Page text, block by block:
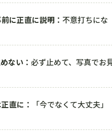
に正直に説明： 不意打ちにな
ない： 必ず止めて、写真でお
直に：
「今でなくて大丈夫」